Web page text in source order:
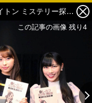
ももいろクローバーZがTVアニメ『レイトン ミステリー探偵社 ～カトリーのナゾトキファイル～』に出演！堀内賢雄＆井上和彦が動物役でゲスト出演も 3枚目の写真・画像
この記事の画像 残り4